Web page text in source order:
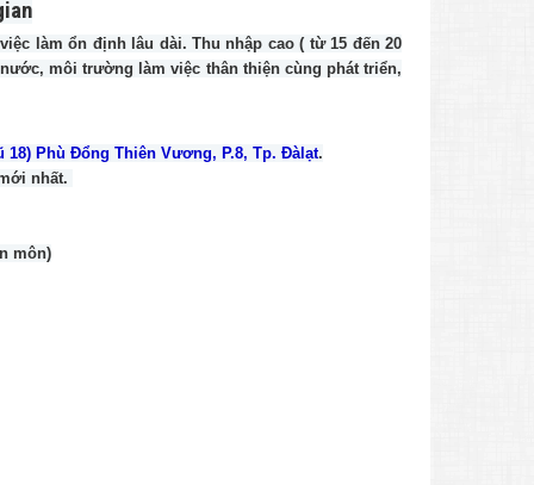
làm ổn định lâu dài. Thu nhập cao ( từ 15 đến 20
môi trường làm việc thân thiện cùng phát triển,
18) Phù Đổng Thiên Vương, P.8, Tp. Đàlạt.
nhất.
môn)